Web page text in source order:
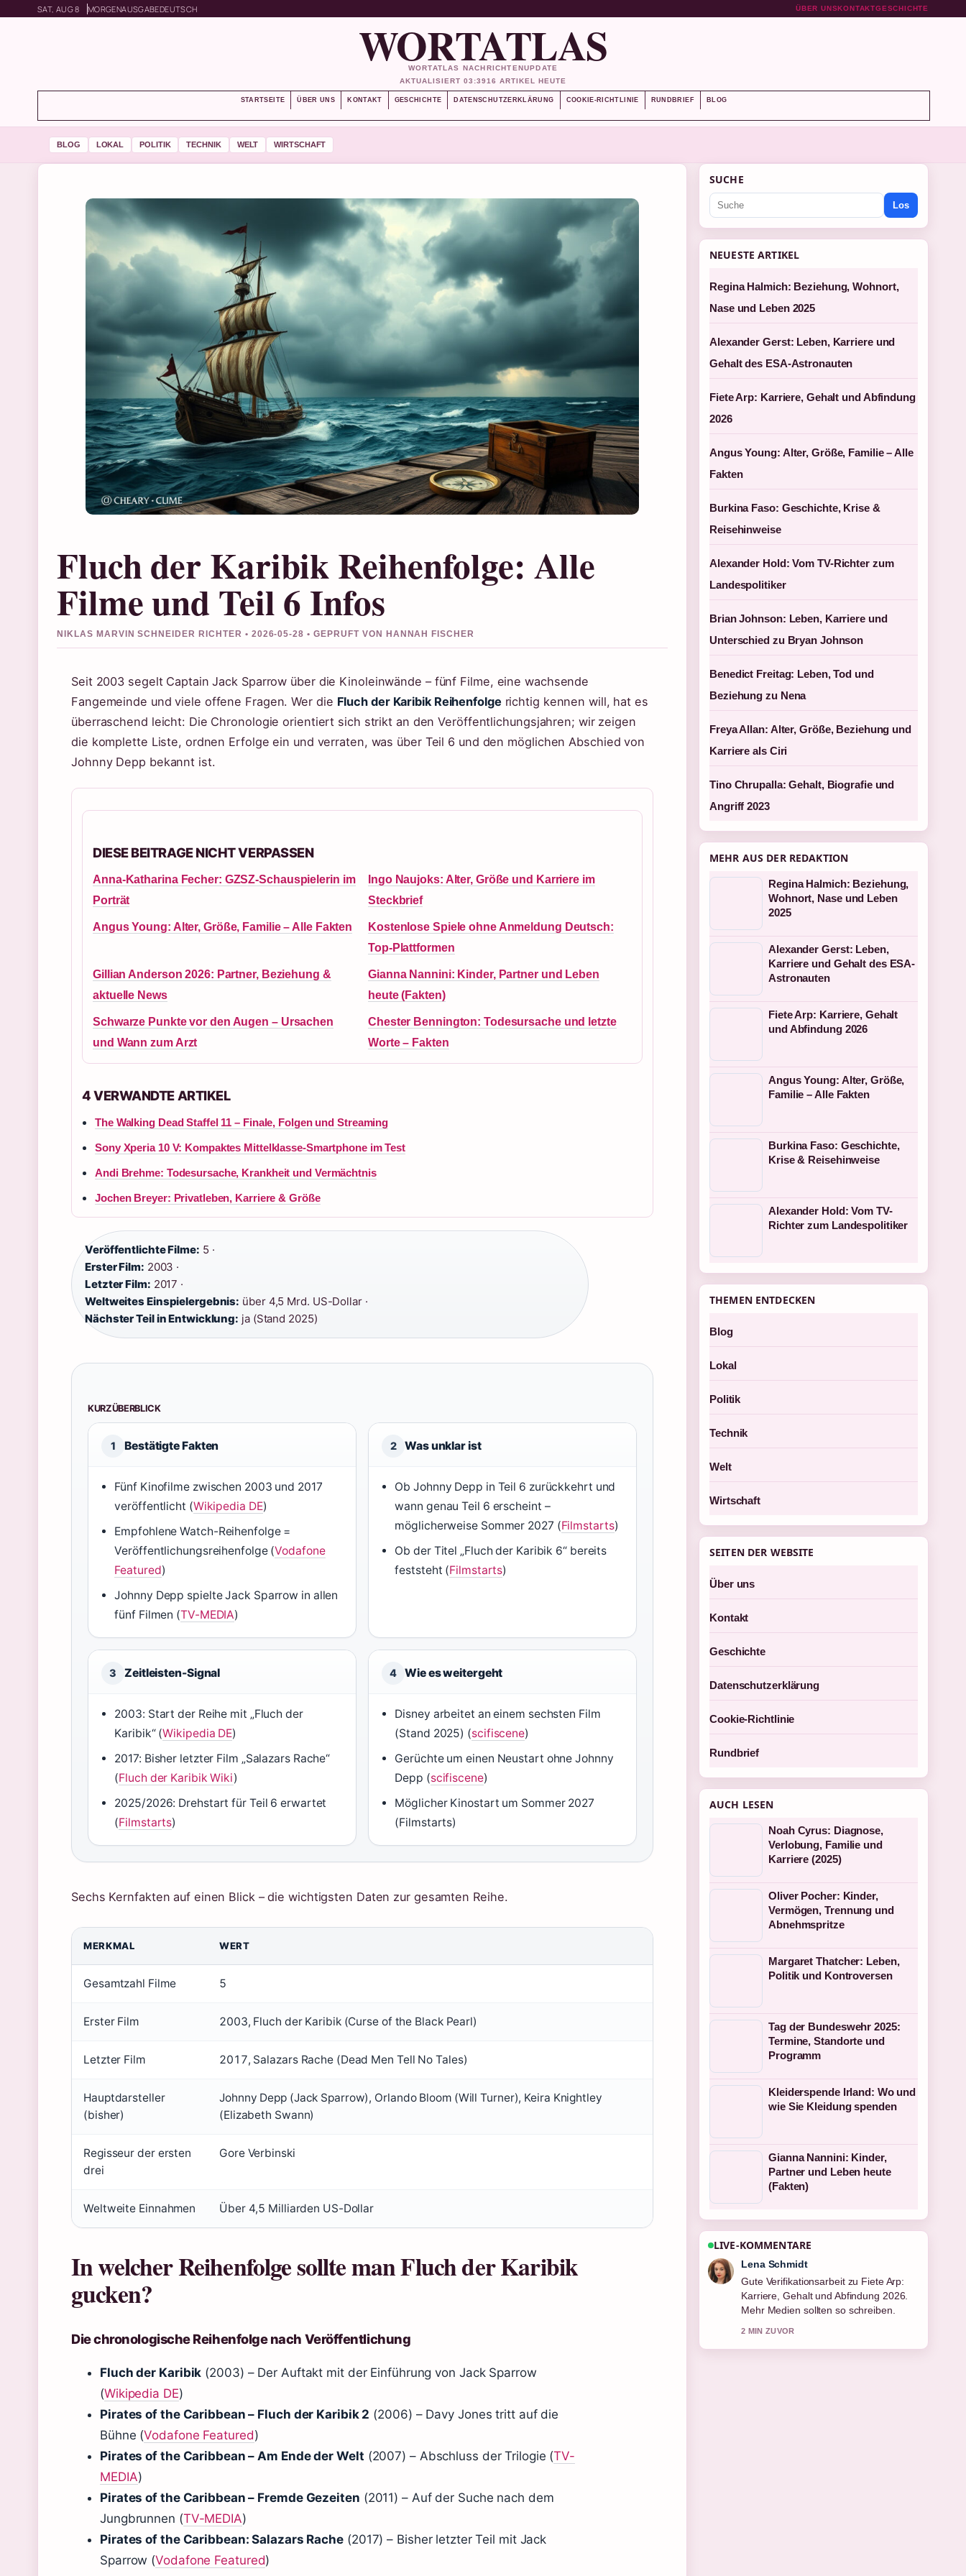
SAT, AUG 8 MORGENAUSGABEDEUTSCH ÜBER UNSKONTAKTGESCHICHTE
WORTATLAS
WORTATLAS NACHRICHTENUPDATE
AKTUALISIERT 03:3916 ARTIKEL HEUTE
STARTSEITE ÜBER UNS KONTAKT GESCHICHTE DATENSCHUTZERKLÄRUNG COOKIE-RICHTLINIE RUNDBRIEF BLOG
BLOG LOKAL POLITIK TECHNIK WELT WIRTSCHAFT
Fluch der Karibik Reihenfolge: Alle
Filme und Teil 6 Infos
NIKLAS MARVIN SCHNEIDER RICHTER • 2026-05-28 • GEPRUFT VON HANNAH FISCHER
Seit 2003 segelt Captain Jack Sparrow über die Kinoleinwände – fünf Filme, eine wachsende
Fangemeinde und viele offene Fragen. Wer die Fluch der Karibik Reihenfolgerichtig kennen will, hat es
überraschend leicht: Die Chronologie orientiert sich strikt an den Veröffentlichungsjahren; wir zeigen
die komplette Liste, ordnen Erfolge ein und verraten, was über Teil 6 und den möglichen Abschied von
Johnny Depp bekannt ist.
DIESE BEITRAGE NICHT VERPASSEN
Anna-Katharina Fecher: GZSZ-Schauspielerin im
Porträt
Ingo Naujoks: Alter, Größe und Karriere im
Steckbrief
Angus Young: Alter, Größe, Familie – Alle Fakten
Kostenlose Spiele ohne Anmeldung Deutsch:
Top-Plattformen
Gillian Anderson 2026: Partner, Beziehung &
aktuelle News
Gianna Nannini: Kinder, Partner und Leben
heute (Fakten)
Schwarze Punkte vor den Augen – Ursachen
und Wann zum Arzt
Chester Bennington: Todesursache und letzte
Worte – Fakten
4 VERWANDTE ARTIKEL
The Walking Dead Staffel 11 – Finale, Folgen und Streaming
Sony Xperia 10 V: Kompaktes Mittelklasse-Smartphone im Test
Andi Brehme: Todesursache, Krankheit und Vermächtnis
Jochen Breyer: Privatleben, Karriere & Größe
Veröffentlichte Filme: 5 ·
Erster Film: 2003 ·
Letzter Film: 2017 ·
Weltweites Einspielergebnis: über 4,5 Mrd. US-Dollar ·
Nächster Teil in Entwicklung: ja (Stand 2025)
KURZÜBERBLICK
1 Bestätigte Fakten
Fünf Kinofilme zwischen 2003 und 2017
veröffentlicht (Wikipedia DE)
Empfohlene Watch-Reihenfolge =
Veröffentlichungsreihenfolge (Vodafone
Featured)
Johnny Depp spielte Jack Sparrow in allen
fünf Filmen (TV-MEDIA)
2 Was unklar ist
Ob Johnny Depp in Teil 6 zurückkehrt und
wann genau Teil 6 erscheint –
möglicherweise Sommer 2027 (Filmstarts)
Ob der Titel „Fluch der Karibik 6“ bereits
feststeht (Filmstarts)
3 Zeitleisten-Signal
2003: Start der Reihe mit „Fluch der
Karibik“ (Wikipedia DE)
2017: Bisher letzter Film „Salazars Rache“
(Fluch der Karibik Wiki)
2025/2026: Drehstart für Teil 6 erwartet
(Filmstarts)
4 Wie es weitergeht
Disney arbeitet an einem sechsten Film
(Stand 2025) (scifiscene)
Gerüchte um einen Neustart ohne Johnny
Depp (scifiscene)
Möglicher Kinostart um Sommer 2027
(Filmstarts)
Sechs Kernfakten auf einen Blick – die wichtigsten Daten zur gesamten Reihe.
MERKMAL WERT
Gesamtzahl Filme 5
Erster Film 2003, Fluch der Karibik (Curse of the Black Pearl)
Letzter Film 2017, Salazars Rache (Dead Men Tell No Tales)
Hauptdarsteller
(bisher)
Johnny Depp (Jack Sparrow), Orlando Bloom (Will Turner), Keira Knightley
(Elizabeth Swann)
Regisseur der ersten
drei
Gore Verbinski
Weltweite Einnahmen Über 4,5 Milliarden US-Dollar
In welcher Reihenfolge sollte man Fluch der Karibik
gucken?
Die chronologische Reihenfolge nach Veröffentlichung
Fluch der Karibik (2003) – Der Auftakt mit der Einführung von Jack Sparrow
(Wikipedia DE)
Pirates of the Caribbean – Fluch der Karibik 2 (2006) – Davy Jones tritt auf die
Bühne (Vodafone Featured)
Pirates of the Caribbean – Am Ende der Welt (2007) – Abschluss der Trilogie (TV-
MEDIA)
Pirates of the Caribbean – Fremde Gezeiten (2011) – Auf der Suche nach dem
Jungbrunnen (TV-MEDIA)
Pirates of the Caribbean: Salazars Rache (2017) – Bisher letzter Teil mit Jack
Sparrow (Vodafone Featured)
SUCHE
Los
NEUESTE ARTIKEL
Regina Halmich: Beziehung, Wohnort,
Nase und Leben 2025
Alexander Gerst: Leben, Karriere und
Gehalt des ESA-Astronauten
Fiete Arp: Karriere, Gehalt und Abfindung
2026
Angus Young: Alter, Größe, Familie – Alle
Fakten
Burkina Faso: Geschichte, Krise &
Reisehinweise
Alexander Hold: Vom TV-Richter zum
Landespolitiker
Brian Johnson: Leben, Karriere und
Unterschied zu Bryan Johnson
Benedict Freitag: Leben, Tod und
Beziehung zu Nena
Freya Allan: Alter, Größe, Beziehung und
Karriere als Ciri
Tino Chrupalla: Gehalt, Biografie und
Angriff 2023
MEHR AUS DER REDAKTION
Regina Halmich: Beziehung,
Wohnort, Nase und Leben
2025
Alexander Gerst: Leben,
Karriere und Gehalt des ESA-
Astronauten
Fiete Arp: Karriere, Gehalt
und Abfindung 2026
Angus Young: Alter, Größe,
Familie – Alle Fakten
Burkina Faso: Geschichte,
Krise & Reisehinweise
Alexander Hold: Vom TV-
Richter zum Landespolitiker
THEMEN ENTDECKEN
Blog
Lokal
Politik
Technik
Welt
Wirtschaft
SEITEN DER WEBSITE
Über uns
Kontakt
Geschichte
Datenschutzerklärung
Cookie-Richtlinie
Rundbrief
AUCH LESEN
Noah Cyrus: Diagnose,
Verlobung, Familie und
Karriere (2025)
Oliver Pocher: Kinder,
Vermögen, Trennung und
Abnehmspritze
Margaret Thatcher: Leben,
Politik und Kontroversen
Tag der Bundeswehr 2025:
Termine, Standorte und
Programm
Kleiderspende Irland: Wo und
wie Sie Kleidung spenden
Gianna Nannini: Kinder,
Partner und Leben heute
(Fakten)
LIVE-KOMMENTARE
Felix Meyer
Starke Einordnung zu Regina Halmich:
Beziehung, Wohnort, Nase und
Leben.... Das ist die klarste